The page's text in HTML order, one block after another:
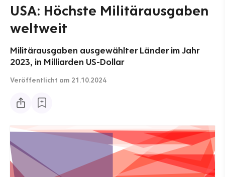
USA: Höchste Militärausgaben
weltweit
Militärausgaben ausgewählter Länder im Jahr
2023, in Milliarden US-Dollar
Veröffentlicht am 21.10.2024